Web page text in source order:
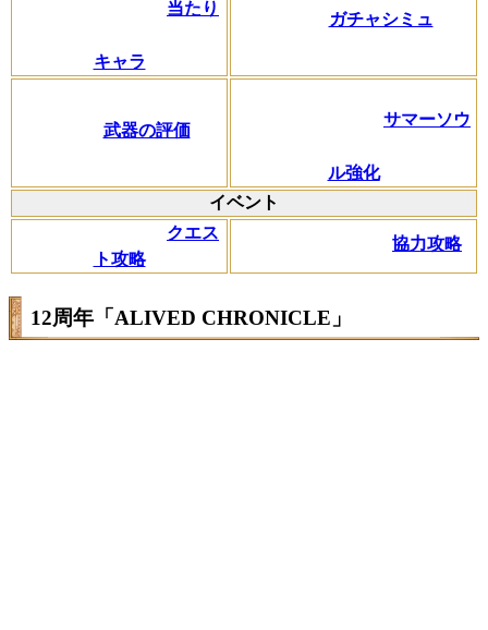
当たり
キャラ
ガチャシミュ
武器の評価
サマーソウ
ル強化
イベント
クエス
ト攻略
協力攻略
12周年「ALIVED CHRONICLE」